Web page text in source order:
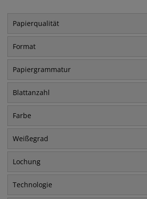
Papierqualität
Format
Papiergrammatur
Blattanzahl
Farbe
Weißegrad
Lochung
Technologie